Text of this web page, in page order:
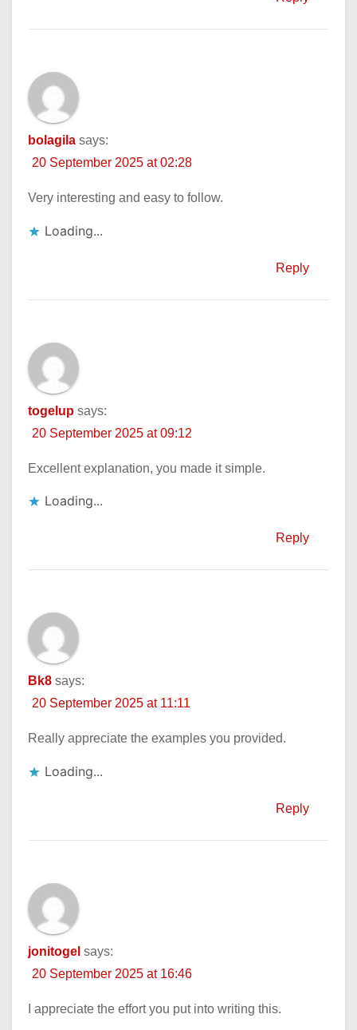
bolagila says:
20 September 2025 at 02:28
Very interesting and easy to follow.
Loading...
Reply
togelup says:
20 September 2025 at 09:12
Excellent explanation, you made it simple.
Loading...
Reply
Bk8 says:
20 September 2025 at 11:11
Really appreciate the examples you provided.
Loading...
Reply
jonitogel says:
20 September 2025 at 16:46
I appreciate the effort you put into writing this.